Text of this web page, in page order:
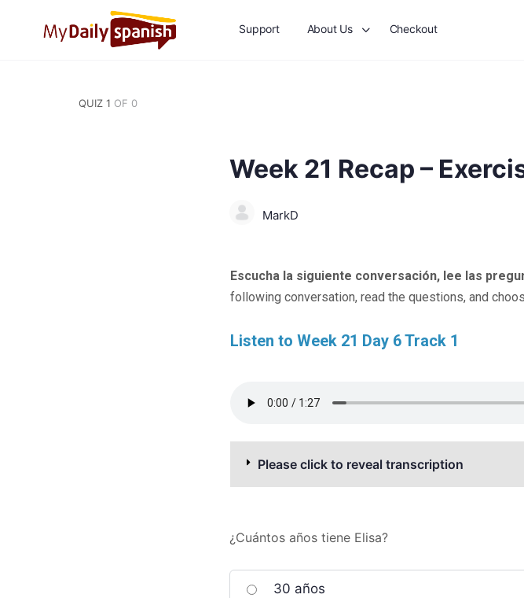
Support About Us Checkout
QUIZ 1 OF 0
Week 21 Recap –
MarkD
Escucha la siguiente conversación, lee las
following conversation, read the questions, and
Listen to Week 21 Day 6 Track 1
Please click to reveal transcription
¿Cuántos años tiene Elisa?
30 años